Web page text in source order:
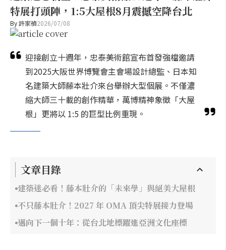
特展打頭陣，1:5大屋根8月震撼空降台北
By許家禎2026/07/08
迎接創立十週年，忠泰美術館宣布首發強檔邀請
到2025大阪世界博覽會主會場設計總監、日本知
名建築大師藤本壯介來台舉辦大型個展。不僅濃
縮大師三十載的創作精華，萬博精神象徵「大屋
根」更將以 1:5 的巨型比例重現。
文章目錄
建築迷必看！藤本壯介的「未來學」與絕美大屋根
不只藤本壯介！2027 年 OMA 頂尖特展接力登場
邁向下一個十年：從台北地標躍進亞洲文化座標